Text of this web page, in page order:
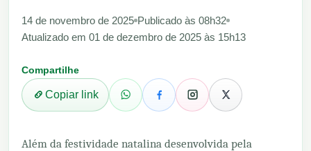
14 de novembro de 2025 Publicado às 08h32
Atualizado em 01 de dezembro de 2025 às 15h13
Compartilhe
Copiar link
Além da festividade natalina desenvolvida pela